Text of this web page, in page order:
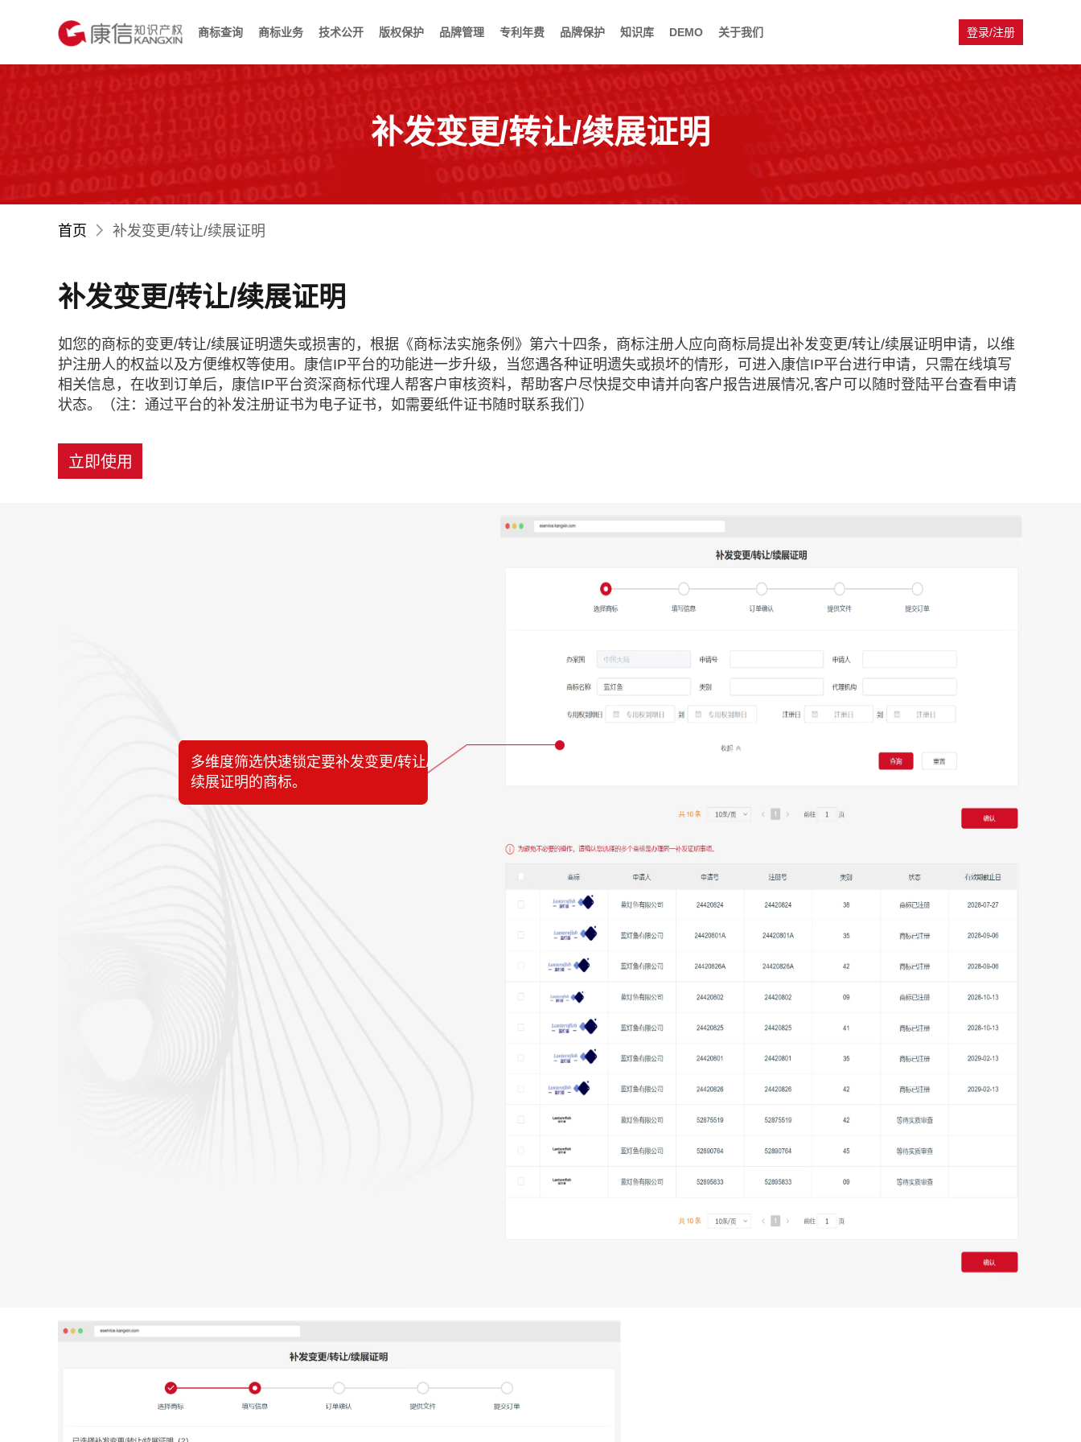
商标查询 商标业务 技术公开 版权保护 品牌管理 专利年费 品牌保护 知识库 DEMO 关于我们 登录/注册
补发变更/转让/续展证明
首页 补发变更/转让/续展证明
补发变更/转让/续展证明
如您的商标的变更/转让/续展证明遗失或损害的，根据《商标法实施条例》第六十四条，商标注册人应向商标局提出补发变更/转让/续展证明申请，以维
护注册人的权益以及方便维权等使用。康信IP平台的功能进一步升级，当您遇各种证明遗失或损坏的情形，可进入康信IP平台进行申请，只需在线填写
相关信息，在收到订单后，康信IP平台资深商标代理人帮客户审核资料，帮助客户尽快提交申请并向客户报告进展情况,客户可以随时登陆平台查看申请
状态。（注：通过平台的补发注册证书为电子证书，如需要纸件证书随时联系我们）
立即使用
多维度筛选快速锁定要补发变更/转让/
续展证明的商标。